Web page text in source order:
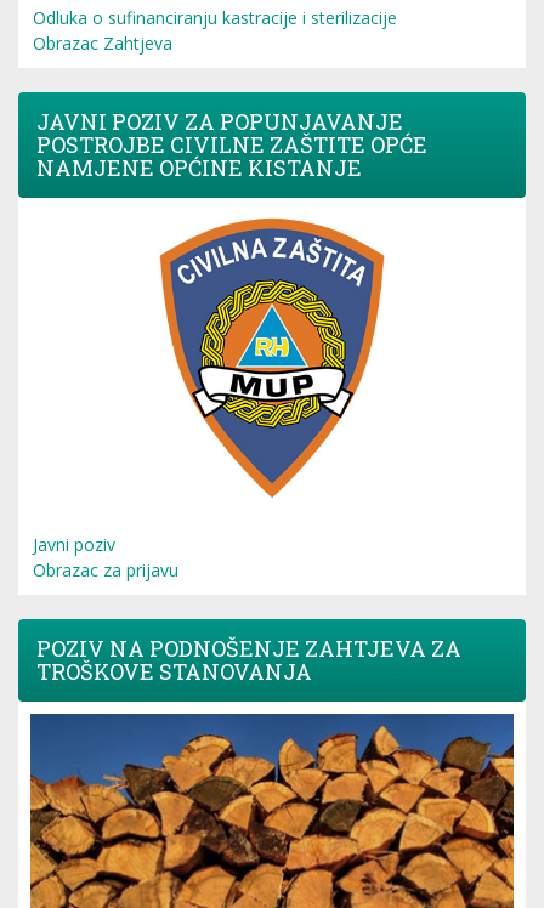
Odluka o sufinanciranju kastracije i sterilizacije
Obrazac Zahtjeva
JAVNI POZIV ZA POPUNJAVANJE
POSTROJBE CIVILNE ZAŠTITE OPĆE
NAMJENE OPĆINE KISTANJE
Javni poziv
Obrazac za prijavu
POZIV NA PODNOŠENJE ZAHTJEVA ZA
TROŠKOVE STANOVANJA